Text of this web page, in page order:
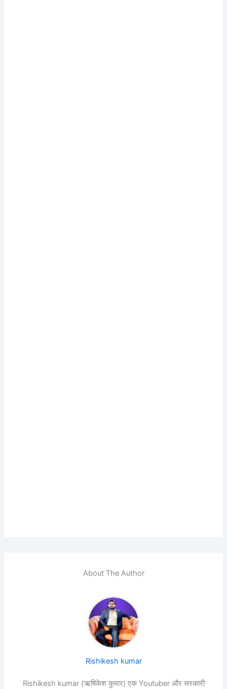
About The Author
Rishikesh kumar
Rishikesh kumar (ऋषिकेश कुमार) एक Youtuber और सरकारी